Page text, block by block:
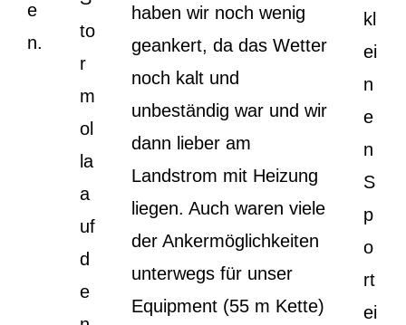
kl
ei
n
e
n
S
p
o
rt
ei
e
n.
to
r
m
ol
la
a
uf
d
e
haben wir noch wenig
geankert, da das Wetter
noch kalt und
unbeständig war und wir
dann lieber am
Landstrom mit Heizung
liegen. Auch waren viele
der Ankermöglichkeiten
unterwegs für unser
Equipment (55 m Kette)